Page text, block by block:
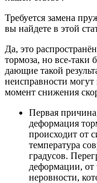
Требуется замена
вы найдете в этой
Да, это
тормоза, но все-таки
дающие такой
неисправности могут
момент снижения
Первая
деформация
происходит от
температура
градусов.
деформации, от
неровности,